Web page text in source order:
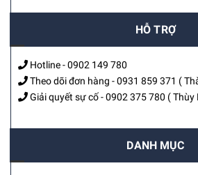
HỖ TRỢ
Hotline -0902 149 780
Theo dõi đơn hàng -0931 859 371 (
Giải quyết sự cố -0902 375 780 ( Thùy
DANH MỤC